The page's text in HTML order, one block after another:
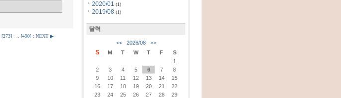
[273]: .. [490]: NEXT ▶
2020/01 (1)
2019/08 (1)
달력
<< 2026/08 >>
S M T W T F
S
1
2
3 4 5 6 7
8
9
10 11 12 13 14
15
16
17 18 19 20 21
22
23
24 25 26 27 28
29